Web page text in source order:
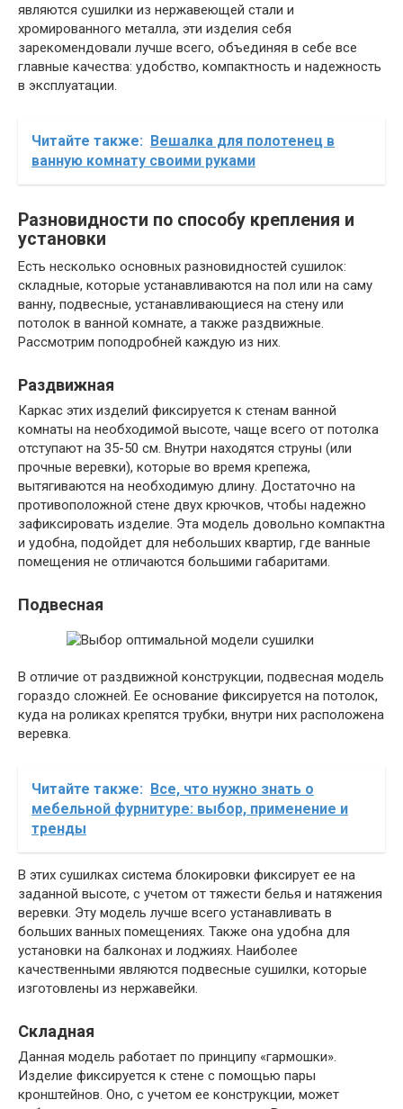
являются сушилки из нержавеющей стали и
хромированного металла, эти изделия себя
зарекомендовали лучше всего, объединяя в себе все
главные качества: удобство, компактность и надежность
в эксплуатации.
Читайте также: Вешалка для полотенец в
ванную комнату своими руками
Разновидности по способу крепления и
установки
Есть несколько основных разновидностей сушилок:
складные, которые устанавливаются на пол или на саму
ванну, подвесные, устанавливающиеся на стену или
потолок в ванной комнате, а также раздвижные.
Рассмотрим поподробней каждую из них.
Раздвижная
Каркас этих изделий фиксируется к стенам ванной
комнаты на необходимой высоте, чаще всего от потолка
отступают на 35-50 см. Внутри находятся струны (или
прочные веревки), которые во время крепежа,
вытягиваются на необходимую длину. Достаточно на
противоположной стене двух крючков, чтобы надежно
зафиксировать изделие. Эта модель довольно компактна
и удобна, подойдет для небольших квартир, где ванные
помещения не отличаются большими габаритами.
Подвесная
В отличие от раздвижной конструкции, подвесная модель
гораздо сложней. Ее основание фиксируется на потолок,
куда на роликах крепятся трубки, внутри них расположена
веревка.
Читайте также: Все, что нужно знать о
мебельной фурнитуре: выбор, применение и
тренды
В этих сушилках система блокировки фиксирует ее на
заданной высоте, с учетом от тяжести белья и натяжения
веревки. Эту модель лучше всего устанавливать в
больших ванных помещениях. Также она удобна для
установки на балконах и лоджиях. Наиболее
качественными являются подвесные сушилки, которые
изготовлены из нержавейки.
Складная
Данная модель работает по принципу «гармошки».
Изделие фиксируется к стене с помощью пары
кронштейнов. Оно, с учетом ее конструкции, может